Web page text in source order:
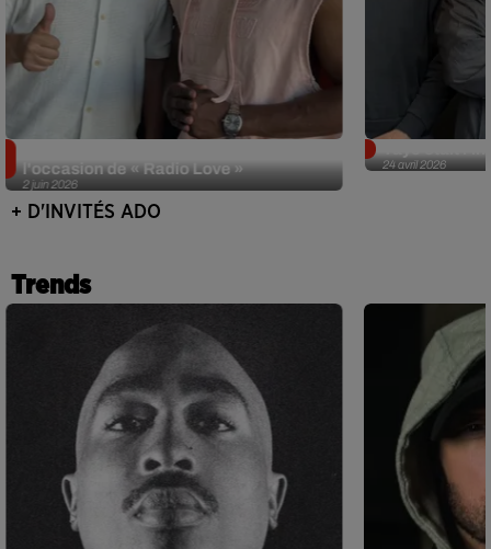
2 juin 2026
l'occasion de « Radio Love »
24 avril 2026
+ D'INVITÉS ADO
Trends